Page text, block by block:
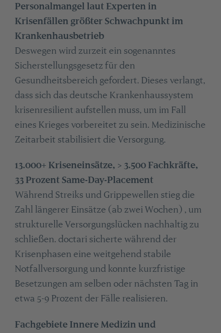
Personalmangel laut Experten in
Krisenfällen größter Schwachpunkt im
Krankenhausbetrieb
Deswegen wird zurzeit ein sogenanntes
Sicherstellungsgesetz für den
Gesundheitsbereich gefordert. Dieses verlangt,
dass sich das deutsche Krankenhaussystem
krisenresilient aufstellen muss, um im Fall
eines Krieges vorbereitet zu sein. Medizinische
Zeitarbeit stabilisiert die Versorgung.
13.000+ Kriseneinsätze, > 3.500 Fachkräfte,
33 Prozent Same-Day-Placement
Während Streiks und Grippewellen stieg die
Zahl längerer Einsätze (ab zwei Wochen) , um
strukturelle Versorgungslücken nachhaltig zu
schließen. doctari sicherte während der
Krisenphasen eine weitgehend stabile
Notfallversorgung und konnte kurzfristige
Besetzungen am selben oder nächsten Tag in
etwa 5-9 Prozent der Fälle realisieren.
Fachgebiete Innere Medizin und